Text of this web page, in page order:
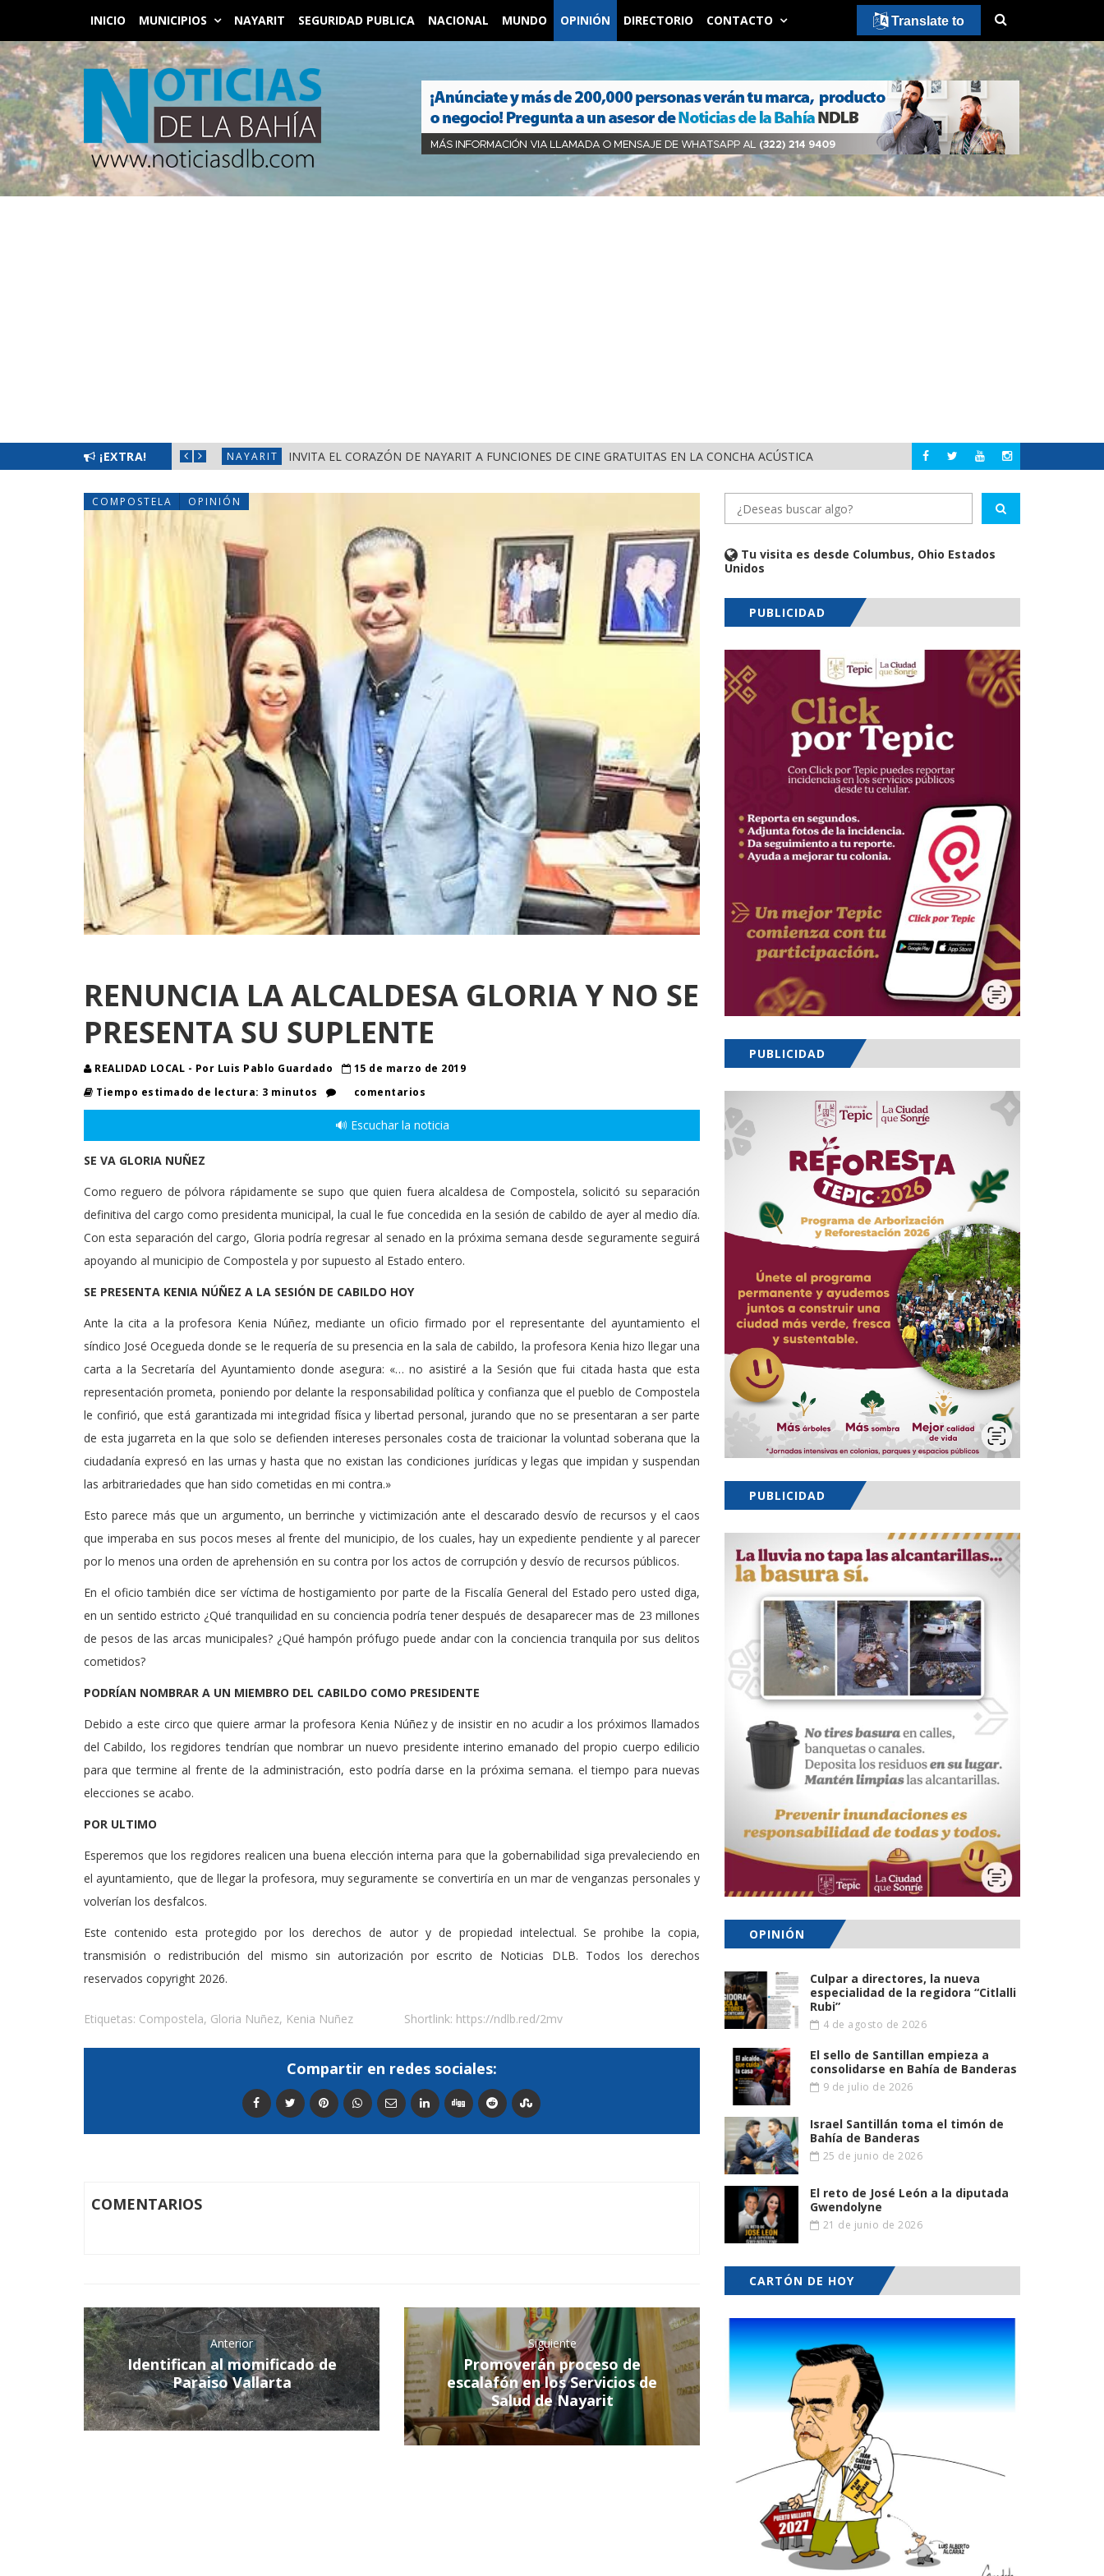
INICIO MUNICIPIOS NAYARIT SEGURIDAD PUBLICA NACIONAL MUNDO OPINIÓN DIRECTORIO CONTACTO
¡EXTRA!
2026» EN LA PRIMAVERA NAYARIT INVITA EL CORAZÓN DE NAYARIT A FUNCIONES DE CINE GRATUITAS EN LA CONCHA ACÚSTICA PUERTO VALLARTA
COMPOSTELA OPINIÓN
RENUNCIA LA ALCALDESA GLORIA Y NO SE
PRESENTA SU SUPLENTE
REALIDAD LOCAL - Por Luis Pablo Guardado
15 de marzo de 2019
Tiempo estimado de lectura: 3 minutos
comentarios
🔊 Escuchar la noticia
SE VA GLORIA NUÑEZ
Como reguero de pólvora rápidamente se supo que quien fuera alcaldesa de Compostela, solicitó su separación
definitiva del cargo como presidenta municipal, la cual le fue concedida en la sesión de cabildo de ayer al medio día.
Con esta separación del cargo, Gloria podría regresar al senado en la próxima semana desde seguramente seguirá
apoyando al municipio de Compostela y por supuesto al Estado entero.
SE PRESENTA KENIA NÚÑEZ A LA SESIÓN DE CABILDO HOY
Ante la cita a la profesora Kenia Núñez, mediante un oficio firmado por el representante del ayuntamiento el
síndico José Ocegueda donde se le requería de su presencia en la sala de cabildo, la profesora Kenia hizo llegar una
carta a la Secretaría del Ayuntamiento donde asegura: «… no asistiré a la Sesión que fui citada hasta que esta
representación prometa, poniendo por delante la responsabilidad política y confianza que el pueblo de Compostela
le confirió, que está garantizada mi integridad física y libertad personal, jurando que no se presentaran a ser parte
de esta jugarreta en la que solo se defienden intereses personales costa de traicionar la voluntad soberana que la
ciudadanía expresó en las urnas y hasta que no existan las condiciones jurídicas y legas que impidan y suspendan
las arbitrariedades que han sido cometidas en mi contra.»
Esto parece más que un argumento, un berrinche y victimización ante el descarado desvío de recursos y el caos
que imperaba en sus pocos meses al frente del municipio, de los cuales, hay un expediente pendiente y al parecer
por lo menos una orden de aprehensión en su contra por los actos de corrupción y desvío de recursos públicos.
En el oficio también dice ser víctima de hostigamiento por parte de la Fiscalía General del Estado pero usted diga,
en un sentido estricto ¿Qué tranquilidad en su conciencia podría tener después de desaparecer mas de 23 millones
de pesos de las arcas municipales? ¿Qué hampón prófugo puede andar con la conciencia tranquila por sus delitos
cometidos?
PODRÍAN NOMBRAR A UN MIEMBRO DEL CABILDO COMO PRESIDENTE
Debido a este circo que quiere armar la profesora Kenia Núñez y de insistir en no acudir a los próximos llamados
del Cabildo, los regidores tendrían que nombrar un nuevo presidente interino emanado del propio cuerpo edilicio
para que termine al frente de la administración, esto podría darse en la próxima semana. el tiempo para nuevas
elecciones se acabo.
POR ULTIMO
Esperemos que los regidores realicen una buena elección interna para que la gobernabilidad siga prevaleciendo en
el ayuntamiento, que de llegar la profesora, muy seguramente se convertiría en un mar de venganzas personales y
volverían los desfalcos.
Este contenido esta protegido por los derechos de autor y de propiedad intelectual. Se prohibe la copia,
transmisión o redistribución del mismo sin autorización por escrito de Noticias DLB. Todos los derechos
reservados copyright 2026.
Etiquetas: Compostela, Gloria Nuñez, Kenia Nuñez Shortlink: https://ndlb.red/2mv
Compartir en redes sociales:
COMENTARIOS
Anterior
Identifican al momificado de
Paraiso Vallarta
Siguiente
Promoverán proceso de
escalafón en los Servicios de
Salud de Nayarit
Tu visita es desde Columbus, Ohio Estados
Unidos
PUBLICIDAD
PUBLICIDAD
PUBLICIDAD
OPINIÓN
Culpar a directores, la nueva
especialidad de la regidora “Citlalli
Rubi”
4 de agosto de 2026
El sello de Santillan empieza a
consolidarse en Bahía de Banderas
9 de julio de 2026
Israel Santillán toma el timón de
Bahía de Banderas
25 de junio de 2026
El reto de José León a la diputada
Gwendolyne
21 de junio de 2026
CARTÓN DE HOY
Translate to